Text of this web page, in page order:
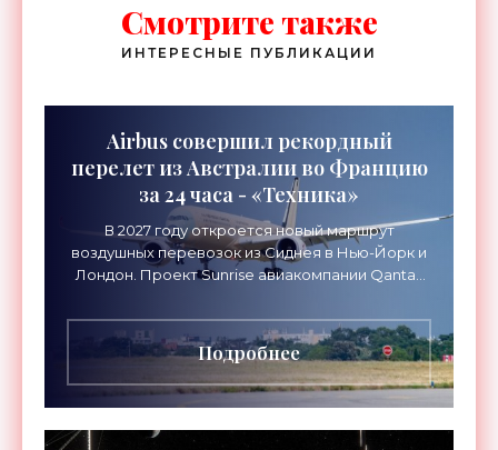
Смотрите также
ИНТЕРЕСНЫЕ ПУБЛИКАЦИИ
Airbus совершил рекордный
перелет из Австралии во Францию
за 24 часа - «Техника»
В 2027 году откроется новый маршрут
воздушных перевозок из Сиднея в Нью-Йорк и
Лондон. Проект Sunrise авиакомпании Qantas
длительностью до 24
Подробнее